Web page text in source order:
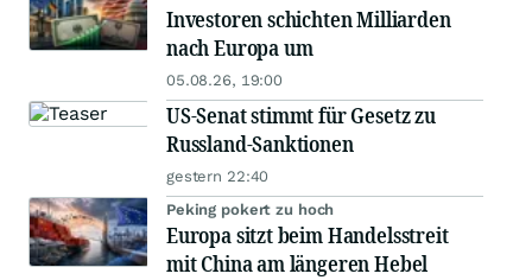
Investoren schichten Milliarden
nach Europa um
05.08.26, 19:00
US-Senat stimmt für Gesetz zu
Russland-Sanktionen
gestern 22:40
Peking pokert zu hoch
Europa sitzt beim Handelsstreit
mit China am längeren Hebel